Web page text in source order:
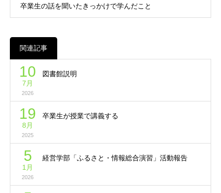
卒業生の話を聞いたきっかけで学んだこと
関連記事
10
7月
2026
図書館説明
19
8月
2025
卒業生が授業で講義する
5
1月
2026
経営学部「ふるさと・情報総合演習」活動報告